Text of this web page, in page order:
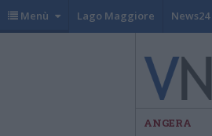
Menù Lago Maggiore News24
ANGERA